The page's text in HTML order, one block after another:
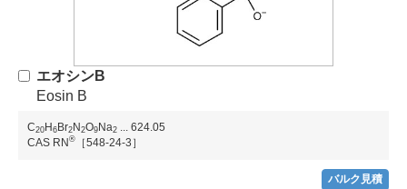
エオシンB
Eosin B
C20H6Br2N2O9Na2 ... 624.05
CAS RN® ［548-24-3］
バルク見積